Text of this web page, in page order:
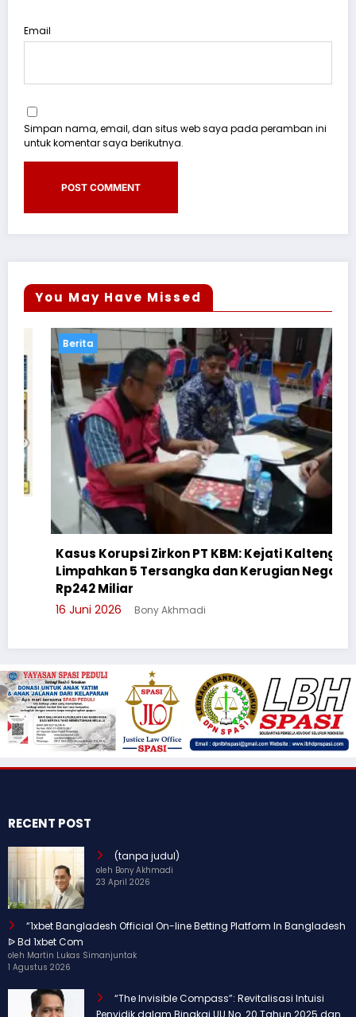
Email
Simpan nama, email, dan situs web saya pada peramban ini
untuk komentar saya berikutnya.
You May Have Missed
Berita
Kasus Korupsi Zirkon PT KBM: Kejati Kalteng
Limpahkan 5 Tersangka dan Kerugian Negara
Rp242 Miliar
16 Juni 2026 Bony Akhmadi
RECENT POST
(tanpa judul)
oleh Bony Akhmadi
23 April 2026
“1xbet Bangladesh Official On-line Betting Platform In Bangladesh
ᐉ Bd 1xbet Com
oleh Martin Lukas Simanjuntak
1 Agustus 2026
“The Invisible Compass”: Revitalisasi Intuisi
Penyidik dalam Bingkai UU No. 20 Tahun 2025 dan